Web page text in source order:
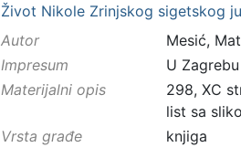
Život Nikole Zrinjskog sigetskog
Autor
Mesić,
Impresum
U
Materijalni opis
298, XC
list sa
Vrsta građe
knjiga